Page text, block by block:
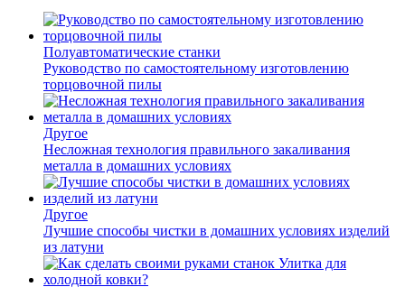
Полуавтоматические станки
Руководство по самостоятельному изготовлению
торцовочной пилы
Другое
Несложная технология правильного закаливания
металла в домашних условиях
Другое
Лучшие способы чистки в домашних условиях изделий
из латуни